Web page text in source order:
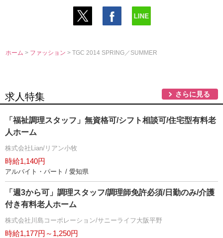
ホーム > ファッション> TGC 2014 SPRING／SUMMER
求人特集 さらに見る
「福祉調理スタッフ」無資格可/シフト相談可/住宅型有料老
人ホーム
株式会社Lian/リアン小牧
時給1,140円
アルバイト・パート / 愛知県
「週3から可」調理スタッフ/調理師免許必須/日勤のみ/介護
付き有料老人ホーム
株式会社川島コーポレーション/サニーライフ大阪平野
時給1,177円～1,250円